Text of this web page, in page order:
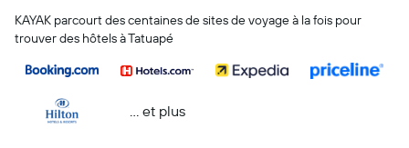
KAYAK parcourt des centaines de sites de voyage à la fois pour
trouver des hôtels à Tatuapé
… et plus